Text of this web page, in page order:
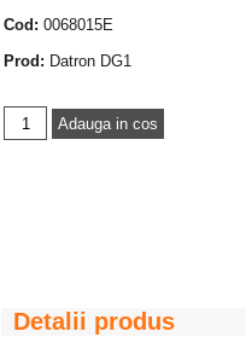
Cod: 0068015E
Prod: Datron DG1
Detalii produs